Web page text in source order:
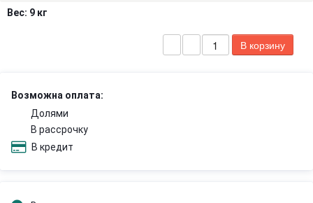
Вес: 9 кг
Возможна оплата:
Долями
В рассрочку
В кредит